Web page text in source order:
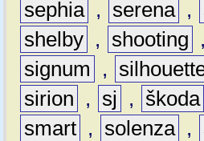
sephia , serena ,
shelby , shooting ,
signum
,
sirion
, sj , škoda
smart , solenza ,